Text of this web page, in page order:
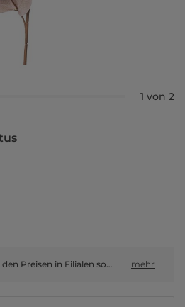
1 von 2
Online-Preise können von den Preisen in Filialen sowie Shop-in-Shop-Flächen abweichen. mehr